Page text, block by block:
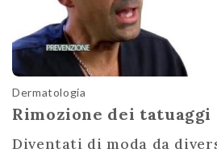
Dermatologia
Rimozione dei tatuaggi
Diventati di moda da